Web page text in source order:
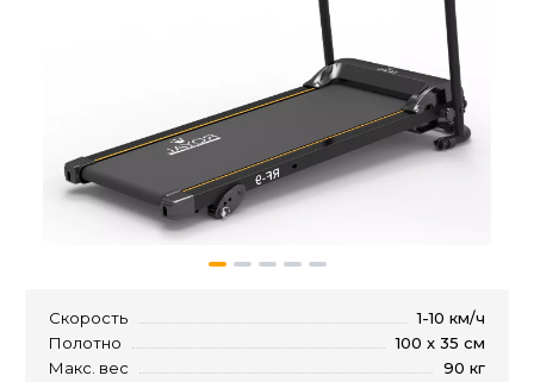
Скорость
1-10 км/ч
Полотно
100 х 35 см
Макс. вес
90 кг